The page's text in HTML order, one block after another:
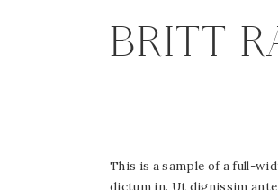
BRITT
This is a sample of a full-
dictum in. Ut dignissim